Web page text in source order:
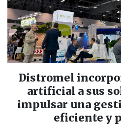
Distromel
artificial a sus
impulsar una
eficiente y